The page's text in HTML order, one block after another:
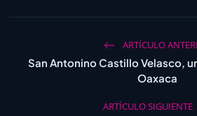
ARTÍCULO
San Antonino Castillo Velasco,
Oaxaca
ARTÍCULO SIGUIENTE